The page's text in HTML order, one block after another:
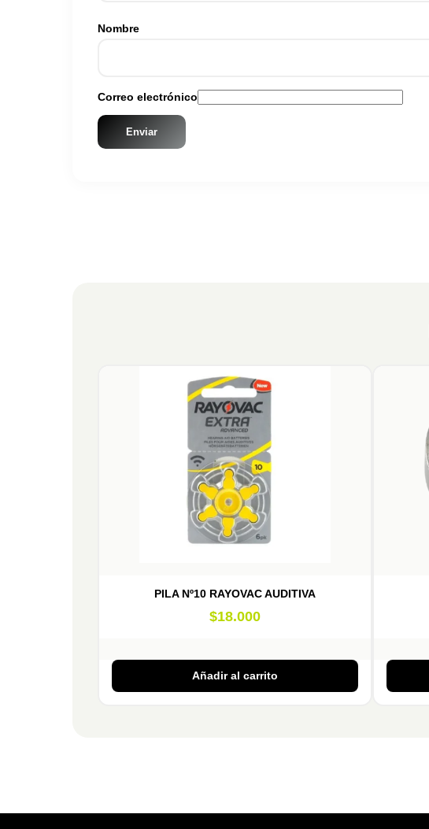
Nombre
Correo electrónico
PILA Nº10 RAYOVAC AUDITIVA
$18.000
Añadir al carrito